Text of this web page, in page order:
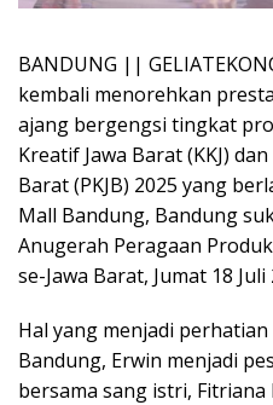
BANDUNG ||
kembali menorehkan
ajang bergengsi tingkat
Kreatif Jawa Barat (KKJ)
Barat (PKJB) 2025 yang
Mall Bandung, Bandung
Anugerah Peragaan
se-Jawa Barat, Jumat 18 Juli
Hal yang menjadi
Bandung, Erwin menjadi
bersama sang istri, Fitriana